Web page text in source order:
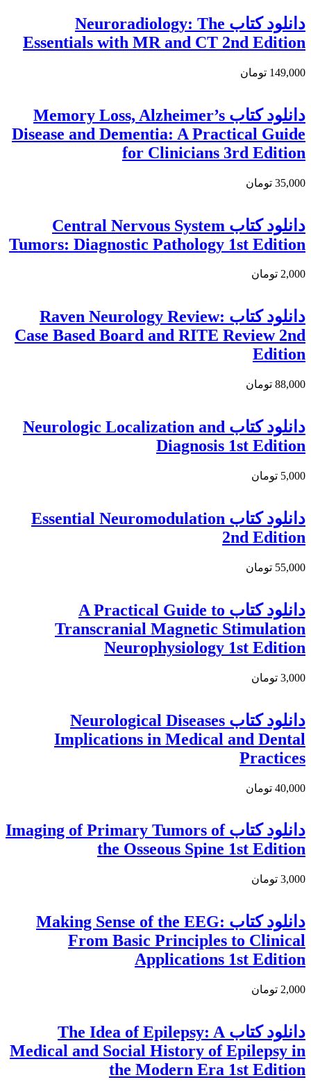
دانلود کتاب Neuroradiology: The
Essentials with MR and CT 2nd Edition
149,000 تومان
دانلود کتاب Memory Loss, Alzheimer’s
Disease and Dementia: A Practical Guide
for Clinicians 3rd Edition
35,000 تومان
دانلود کتاب Central Nervous System
Tumors: Diagnostic Pathology 1st Edition
2,000 تومان
دانلود كتاب Raven Neurology Review:
Case Based Board and RITE Review 2nd
Edition
88,000 تومان
دانلود كتاب Neurologic Localization and
Diagnosis 1st Edition
5,000 تومان
دانلود كتاب Essential Neuromodulation
2nd Edition
55,000 تومان
دانلود کتاب A Practical Guide to
Transcranial Magnetic Stimulation
Neurophysiology 1st Edition
3,000 تومان
دانلود کتاب Neurological Diseases
Implications in Medical and Dental
Practices
40,000 تومان
دانلود کتاب Imaging of Primary Tumors of
the Osseous Spine 1st Edition
3,000 تومان
دانلود كتاب Making Sense of the EEG:
From Basic Principles to Clinical
Applications 1st Edition
2,000 تومان
دانلود كتاب The Idea of Epilepsy: A
Medical and Social History of Epilepsy in
the Modern Era 1st Edition